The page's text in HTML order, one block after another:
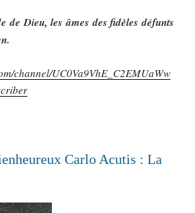
de Dieu, les âmes des fidèles défunts
channel/UC0Va9VhE_C2EMUaWw
Carlo Acutis : La